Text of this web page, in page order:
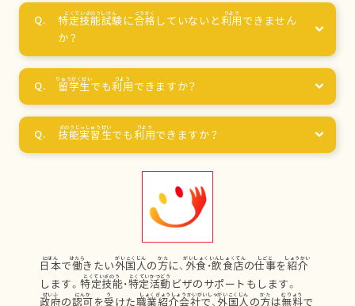
特定技能試験に合格 していないと利用 できません
か？
留学生でも利用 できますか？
技能実習生でも利用できますか？
日本で働きたい外国人の方に、 外食 ・飲食店の仕事を紹介
します。特定技能・特定活動 ビザのサポートもします。
政府の認可を受けた職業紹介会社で、 外国人の方は無料で